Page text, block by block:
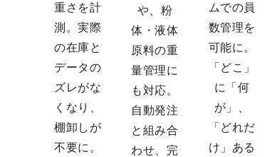
重さを計
測。実際
の在庫と
データの
ズレがな
くなり、
棚卸しが
不要に。
や、粉
体・液体
原料の重
量管理に
も対応。
自動発注
と組み合
わせ、完
ムでの員
数管理を
可能に。
「どこ」
に「何
が」、
「どれだ
け」ある